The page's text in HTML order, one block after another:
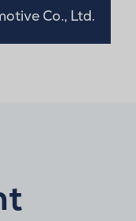
Co., Ltd.